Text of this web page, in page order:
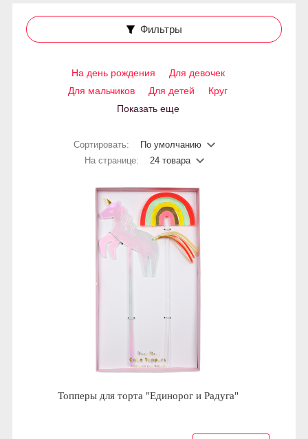
Фильтры
На день рождения
Для девочек
Для мальчиков
Для детей
Круг
Показать еще
Сортировать:
По умолчанию
На странице:
24 товара
Топперы для торта "Единорог и Радуга"